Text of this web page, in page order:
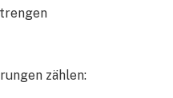
zählen: